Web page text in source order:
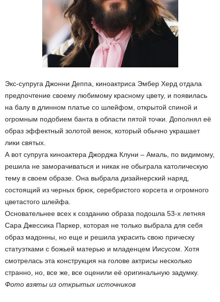
Экс-супруга Джонни Деппа, киноактриса Эмбер Херд отдала
предпочтение своему любимому красному цвету, и появилась
на балу в длинном платье со шлейфом, открытой спиной и
огромным подобием банта в области пятой точки. Дополнял её
образ эффектный золотой венок, который обычно украшает
лики святых.
А вот супруга киноактера Джорджа Клуни – Амаль, по видимому,
решила не заморачиваться и никак не обыграла католическую
тему в своем образе. Она выбрала дизайнерский наряд,
состоящий из черных брюк, серебристого корсета и огромного
цветастого шлейфа.
Основательнее всех к созданию образа подошла 53-х летняя
Сара Джессика Паркер, которая не только выбрала для себя
образ мадонны, но еще и решила украсить свою прическу
статуэтками с божьей матерью и младенцем Иисусом. Хотя
смотрелась эта конструкция на голове актрисы несколько
странно, но, все же, все оценили её оригинальную задумку.
Фото взяты из открытых источников